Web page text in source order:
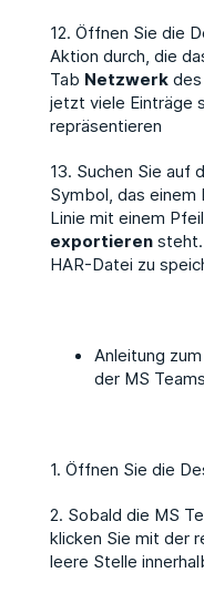
12. Öffnen Sie die
Aktion durch, die
Tab Netzwerkdes
jetzt viele Einträge
repräsentieren
13. Suchen Sie auf
Symbol, das
Linie mit einem
exportierensteht.
HAR-Datei zu
Anleitung
der MS
1. Öffnen Sie die
2. Sobald die MS
klicken Sie mit der
leere Stelle